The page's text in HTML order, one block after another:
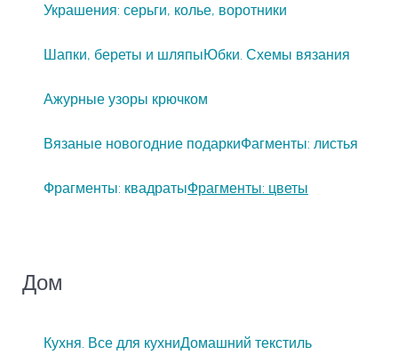
Украшения: серьги, колье, воротники
Шапки, береты и шляпыЮбки. Схемы вязания
Ажурные узоры крючком
Вязаные новогодние подаркиФагменты: листья
Фрагменты: квадратыФрагменты: цветы
Дом
Кухня. Все для кухниДомашний текстиль